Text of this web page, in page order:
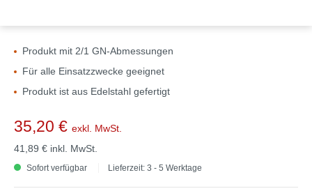
Produkt mit 2/1 GN-Abmessungen
Für alle Einsatzzwecke geeignet
Produkt ist aus Edelstahl gefertigt
35,20 € exkl. MwSt.
41,89 € inkl. MwSt.
Sofort verfügbar Lieferzeit: 3 - 5 Werktage